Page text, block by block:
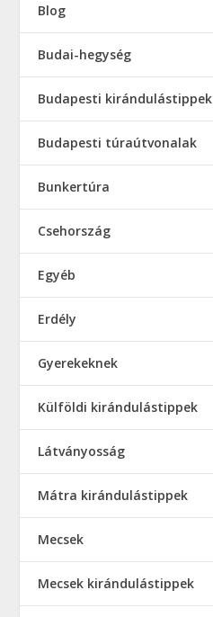
Blog
Budai-hegység
Budapesti kirándulástippek
Budapesti túraútvonalak
Bunkertúra
Csehország
Egyéb
Erdély
Gyerekeknek
Külföldi kirándulástippek
Látványosság
Mátra kirándulástippek
Mecsek
Mecsek kirándulástippek